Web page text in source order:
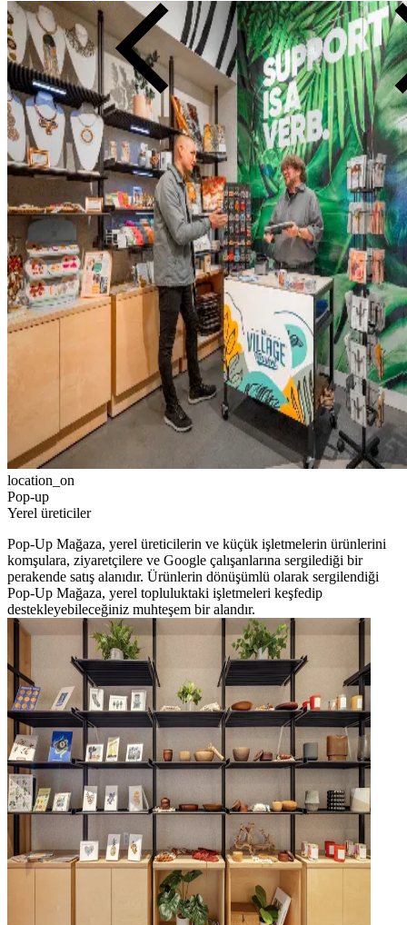
location_on
Pop-up
Yerel üreticiler
Pop-Up Mağaza, yerel üreticilerin ve küçük işletmelerin ürünlerini
komşulara, ziyaretçilere ve Google çalışanlarına sergilediği bir
perakende satış alanıdır. Ürünlerin dönüşümlü olarak sergilendiği
Pop-Up Mağaza, yerel topluluktaki işletmeleri keşfedip
destekleyebileceğiniz muhteşem bir alandır.